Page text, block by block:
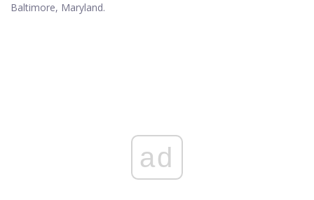
Baltimore, Maryland.
ad